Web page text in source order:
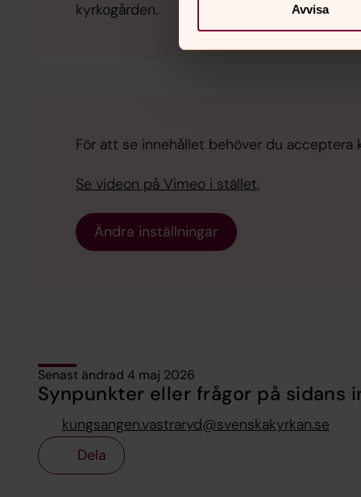
Avvisa
kyrkogården.
För att se innehållet behöver du acceptera
Se videon på Vimeo i stället.
Ändra inställningar
Senast ändrad 4 maj 2026
Synpunkter eller frågor på sidans
kungsangen.vastraryd@svenskakyrkan.se
Dela